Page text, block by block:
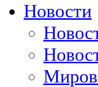
Новости